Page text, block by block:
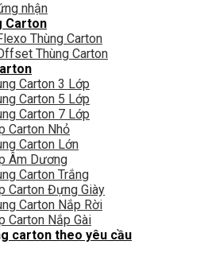
nhận
Carton
Thùng Carton
Thùng Carton
Carton 3 Lớp
Carton 5 Lớp
Carton 7 Lớp
Carton Nhỏ
Carton Lớn
Âm Dương
Carton Trắng
Carton Đựng Giày
Carton Nắp Rời
Carton Nắp Gài
carton theo yêu cầu